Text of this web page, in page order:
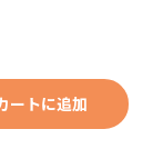
ートに追加